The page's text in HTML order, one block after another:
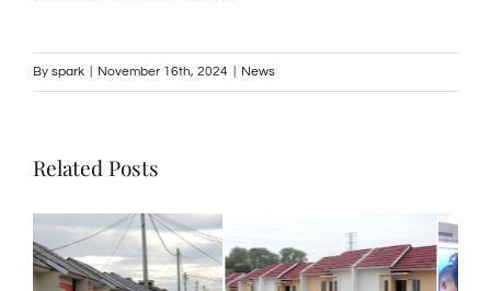
By spark November 16th, 2024 News
Related Posts